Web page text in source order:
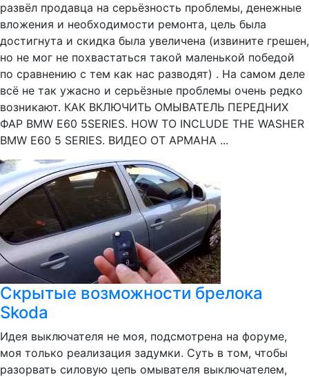
развёл продавца на серьёзность проблемы, денежные
вложения и необходимости ремонта, цель была
достигнута и скидка была увеличена (извините грешен,
но не мог не похвастаться такой маленькой победой
по сравнению с тем как нас разводят) . На самом деле
всё не так ужасно и серьёзные проблемы очень редко
возникают. КАК ВКЛЮЧИТЬ ОМЫВАТЕЛЬ ПЕРЕДНИХ
ФАР BMW E60 5SERIES. HOW TO INCLUDE THE WASHER
BMW E60 5 SERIES. ВИДЕО ОТ АРМАНА ...
Скрытые возможности брелока
Skoda
Идея выключателя не моя, подсмотрена на форуме,
моя только реализация задумки. Суть в том, чтобы
разорвать силовую цепь омывателя выключателем,